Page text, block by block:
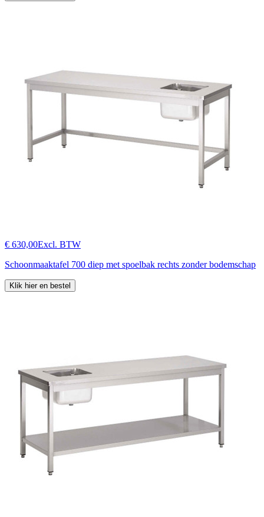
€ 630,00Excl. BTW
Schoonmaaktafel 700 diep met spoelbak rechts zonder bodemschap
Klik hier en bestel